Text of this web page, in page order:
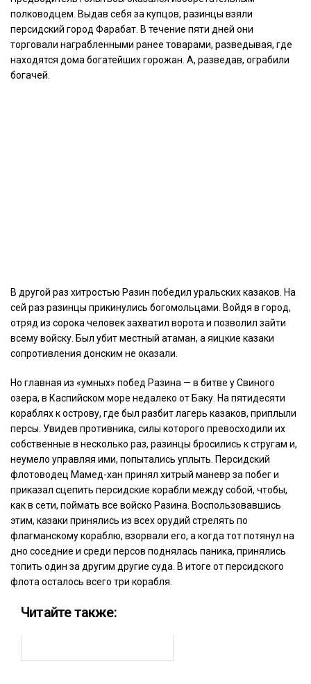
полководцем. Выдав себя за купцов, разинцы взяли
персидский город Фарабат. В течение пяти дней они
торговали награбленными ранее товарами, разведывая, где
находятся дома богатейших горожан. А, разведав, ограбили
богачей.
В другой раз хитростью Разин победил уральских казаков. На
сей раз разинцы прикинулись богомольцами. Войдя в город,
отряд из сорока человек захватил ворота и позволил зайти
всему войску. Был убит местный атаман, а яицкие казаки
сопротивления донским не оказали.
Но главная из «умных» побед Разина — в битве у Свиного
озера, в Каспийском море недалеко от Баку. На пятидесяти
кораблях к острову, где был разбит лагерь казаков, приплыли
персы. Увидев противника, силы которого превосходили их
собственные в несколько раз, разинцы бросились к стругам и,
неумело управляя ими, попытались уплыть. Персидский
флотоводец Мамед-хан принял хитрый маневр за побег и
приказал сцепить персидские корабли между собой, чтобы,
как в сети, поймать все войско Разина. Воспользовавшись
этим, казаки принялись из всех орудий стрелять по
флагманскому кораблю, взорвали его, а когда тот потянул на
дно соседние и среди персов поднялась паника, принялись
топить один за другим другие суда. В итоге от персидского
флота осталось всего три корабля.
Читайте также: